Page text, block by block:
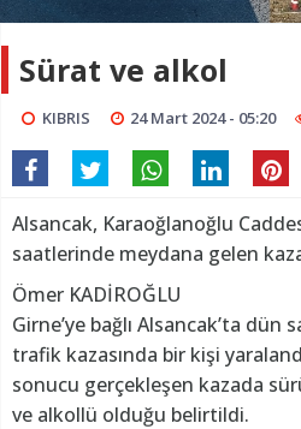
Sürat ve alkol
KIBRIS 24 Mart 2024 - 05:20
Alsancak, Karaoğlanoğlu
saatlerinde meydana gelen
Ömer KADİROĞLU
Girne’ye bağlı Alsancak’ta dün
trafik kazasında bir kişi
sonucu gerçekleşen kazada
ve alkollü olduğu belirtildi.